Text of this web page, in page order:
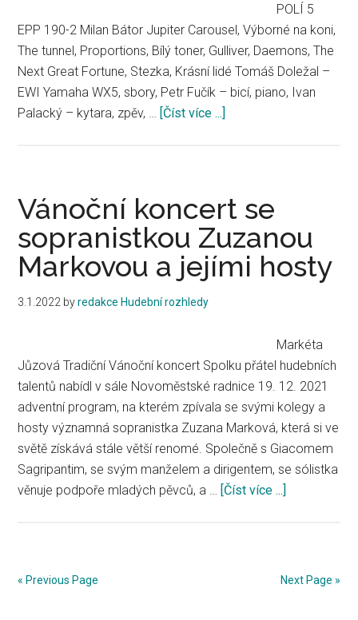
POLÍ 5
EPP 190-2 Milan Bátor Jupiter Carousel, Výborné na koni,
The tunnel, Proportions, Bílý toner, Gulliver, Daemons, The
Next Great Fortune, Stezka, Krásní lidé Tomáš Doležal –
EWI Yamaha WX5, sbory, Petr Fučík – bicí, piano, Ivan
Palacký – kytara, zpěv, … [Číst více ...]
JUPITER
CAROUSEL
Vánoční koncert se
sopranistkou Zuzanou
Markovou a jejími hosty
3.1.2022 byredakce Hudební rozhledy
Markéta
Jůzová Tradiční Vánoční koncert Spolku přátel hudebních
talentů nabídl v sále Novoměstské radnice 19. 12. 2021
adventní program, na kterém zpívala se svými kolegy a
hosty významná sopranistka Zuzana Marková, která si ve
světě získává stále větší renomé. Společně s Giacomem
Sagripantim, se svým manželem a dirigentem, se sólistka
věnuje podpoře mladých pěvců, a … [Číst více ...]
« Previous Page Next Page »